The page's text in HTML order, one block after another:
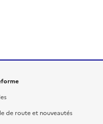
de route et nouveautés